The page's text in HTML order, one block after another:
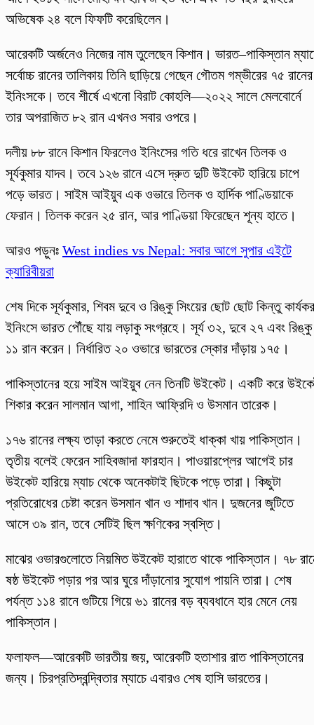
অভিষেক ২৪ বলে ফিফটি করেছিলেন।
আরেকটি অর্জনেও নিজের নাম তুলেছেন কিশান। ভারত–পাকিস্তান
সর্বোচ্চ রানের তালিকায় তিনি ছাড়িয়ে গেছেন গৌতম গম্ভীরের ৭৫ রানের
ইনিংসকে। তবে শীর্ষে এখনো বিরাট কোহলি—২০২২ সালে মেলবোর্নে
তার অপরাজিত ৮২ রান এখনও সবার ওপরে।
দলীয় ৮৮ রানে কিশান ফিরলেও ইনিংসের গতি ধরে রাখেন তিলক ও
সূর্যকুমার যাদব। তবে ১২৬ রানে এসে দ্রুত দুটি উইকেট হারিয়ে চাপে
পড়ে ভারত। সাইম আইয়ুব এক ওভারে তিলক ও হার্দিক পাণ্ডিয়াকে
ফেরান। তিলক করেন ২৫ রান, আর পাণ্ডিয়া ফিরেছেন শূন্য হাতে।
আরও পড়ুনঃ West indies vs Nepal: সবার আগে সুপার এইটে
ক্যারিবীয়রা
শেষ দিকে সূর্যকুমার, শিবম দুবে ও রিঙ্কু সিংয়ের ছোট ছোট কিন্তু কার্যকর
ইনিংসে ভারত পৌঁছে যায় লড়াকু সংগ্রহে। সূর্য ৩২, দুবে ২৭ এবং রিঙ্কু
১১ রান করেন। নির্ধারিত ২০ ওভারে ভারতের স্কোর দাঁড়ায় ১৭৫।
পাকিস্তানের হয়ে সাইম আইয়ুব নেন তিনটি উইকেট। একটি করে
শিকার করেন সালমান আগা, শাহিন আফ্রিদি ও উসমান তারেক।
১৭৬ রানের লক্ষ্য তাড়া করতে নেমে শুরুতেই ধাক্কা খায় পাকিস্তান।
তৃতীয় বলেই ফেরেন সাহিবজাদা ফারহান। পাওয়ারপ্লের আগেই চার
উইকেট হারিয়ে ম্যাচ থেকে অনেকটাই ছিটকে পড়ে তারা। কিছুটা
প্রতিরোধের চেষ্টা করেন উসমান খান ও শাদাব খান। দুজনের জুটিতে
আসে ৩৯ রান, তবে সেটিই ছিল ক্ষণিকের স্বস্তি।
মাঝের ওভারগুলোতে নিয়মিত উইকেট হারাতে থাকে পাকিস্তান। ৭৮
ষষ্ঠ উইকেট পড়ার পর আর ঘুরে দাঁড়ানোর সুযোগ পায়নি তারা। শেষ
পর্যন্ত ১১৪ রানে গুটিয়ে গিয়ে ৬১ রানের বড় ব্যবধানে হার মেনে নেয়
পাকিস্তান।
ফলাফল—আরেকটি ভারতীয় জয়, আরেকটি হতাশার রাত পাকিস্তানের
জন্য। চিরপ্রতিদ্বন্দ্বিতার ম্যাচে এবারও শেষ হাসি ভারতের।